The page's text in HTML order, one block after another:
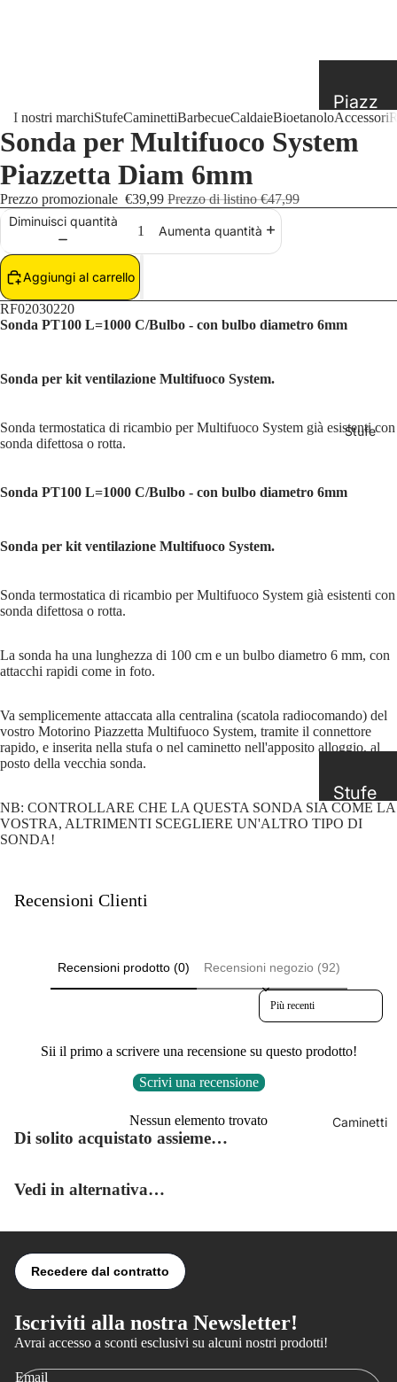
Piazz
etta e
Superi
Fòghe
a
Vulca
Binari
Stufe
Stufe
a
Stufe
Ibride
Stufe
a
Caminetti
I nostri marchiStufeCaminettiBarbecueCaldaieBioetanoloAccessori
Sonda per Multifuoco System
Piazzetta Diam 6mm
Prezzo promozionale €39,99 Prezzo di listino€47,99
Diminuisci quantità
Aumenta quantità
Aggiungi al carrello
RF02030220
Sonda PT100 L=1000 C/Bulbo - con bulbo diametro 6mm
Sonda per kit ventilazione Multifuoco System.
Sonda termostatica di ricambio per Multifuoco System già esistenti con
sonda difettosa o rotta.
Sonda PT100 L=1000 C/Bulbo - con bulbo diametro 6mm
Sonda per kit ventilazione Multifuoco System.
Sonda termostatica di ricambio per Multifuoco System già esistenti con
sonda difettosa o rotta.
La sonda ha una lunghezza di 100 cm e un bulbo diametro 6 mm, con
attacchi rapidi come in foto.
Va semplicemente attaccata alla centralina (scatola radiocomando) del
vostro Motorino Piazzetta Multifuoco System, tramite il connettore
rapido, e inserita nella stufa o nel caminetto nell'apposito alloggio, al
posto della vecchia sonda.
NB: CONTROLLARE CHE LA QUESTA SONDA SIA COME LA
VOSTRA, ALTRIMENTI SCEGLIERE UN'ALTRO TIPO DI
SONDA!
Recensioni Clienti
Recensioni prodotto (0) Recensioni negozio (92)
Sort reviews by
Sii il primo a scrivere una recensione su questo prodotto!
Scrivi una recensione
Nessun elemento trovato
Di solito acquistato assieme…
Vedi in alternativa…
Iscriviti alla nostra Newsletter!
Avrai accesso a sconti esclusivi su alcuni nostri prodotti!
Email
Informativa sulla privacy
Informativa sui rimborsi